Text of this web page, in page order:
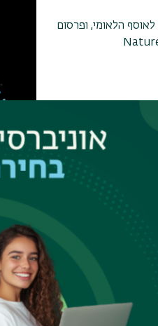
אולם בק, בניין 410 קומה 1-